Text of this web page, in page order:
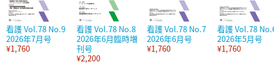
看護 Vol.78 No.9
2026年7月号
¥1,760
看護 Vol.78 No.8
2026年6月臨時増
刊号
¥2,200
看護 Vol.78 No.7
2026年6月号
¥1,760
看護 Vol.78
2026年5月号
¥1,760